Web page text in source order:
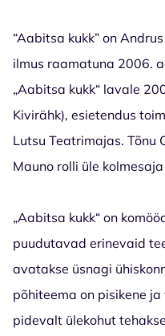
“Aabitsa kukk” on
ilmus raamatuna 2006.
„Aabitsa kukk“ lavale
Kivirähk), esietendus
Lutsu Teatrimajas. Tõnu
Mauno rolli üle
„Aabitsa kukk“ on
puudutavad erinevaid
avatakse üsnagi
põhiteema on pisikene
pidevalt ülekohut